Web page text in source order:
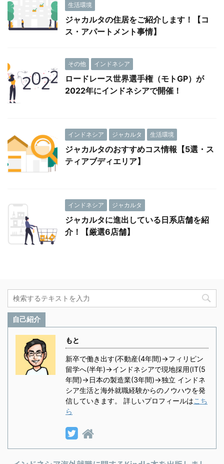
生活環境
ジャカルタの住居をご紹介します！【コ
ス・アパートメント事情】
その他 インドネシア
ロードレース世界選手権（モトGP）が
2022年にインドネシアで開催！
インドネシア ジャカルタ 生活環境
ジャカルタのおすすめコス情報【5選・ス
ティアブディエリア】
インドネシア ジャカルタ
ジャカルタに進出している日系店舗を紹
介！【厳選6店舗】
自己紹介
もと
新卒で働き出す(不動産(4年間)→フィリピン
留学へ(半年)→インドネシアで現地採用(IT(5
年間)→日本の製造業(3年間)→独立 インドネ
シア生活と海外就職経験からのノウハウを発
信していきます。 詳しいプロフィールはこち
ら